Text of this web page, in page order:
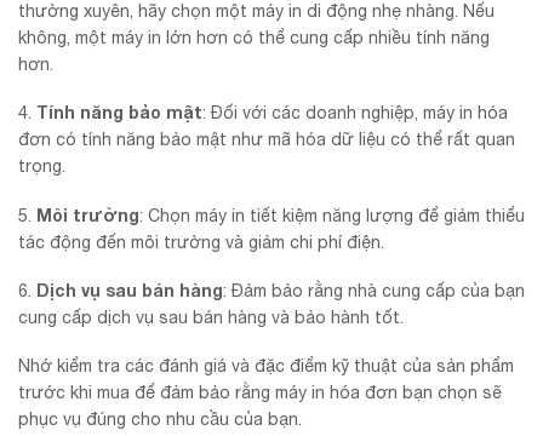
thường xuyên, hãy chọn một máy in di động nhẹ nhàng. Nếu
không, một máy in lớn hơn có thể cung cấp nhiều tính năng
hơn.
4. Tính năng bảo mật: Đối với các doanh nghiệp, máy in hóa
đơn có tính năng bảo mật như mã hóa dữ liệu có thể rất quan
trọng.
5. Môi trường: Chọn máy in tiết kiệm năng lượng để giảm thiểu
tác động đến môi trường và giảm chi phí điện.
6. Dịch vụ sau bán hàng: Đảm bảo rằng nhà cung cấp của bạn
cung cấp dịch vụ sau bán hàng và bảo hành tốt.
Nhớ kiểm tra các đánh giá và đặc điểm kỹ thuật của sản phẩm
trước khi mua để đảm bảo rằng máy in hóa đơn bạn chọn sẽ
phục vụ đúng cho nhu cầu của bạn.